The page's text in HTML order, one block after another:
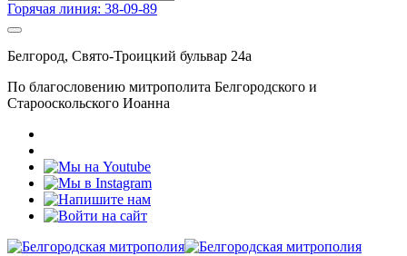
Горячая линия: 38-09-89
Белгород, Свято-Троицкий бульвар 24а
По благословению митрополита Белгородского и
Старооскольского Иоанна